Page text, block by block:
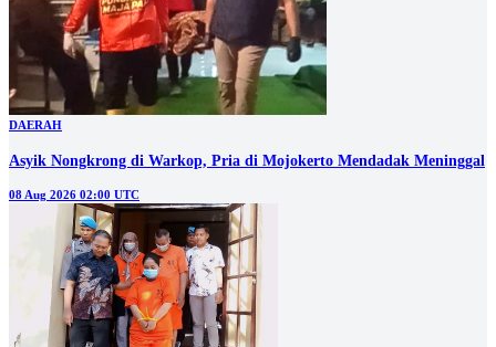
DAERAH
Asyik Nongkrong di Warkop, Pria di Mojokerto Mendadak Meninggal
08 Aug 2026 02:00 UTC